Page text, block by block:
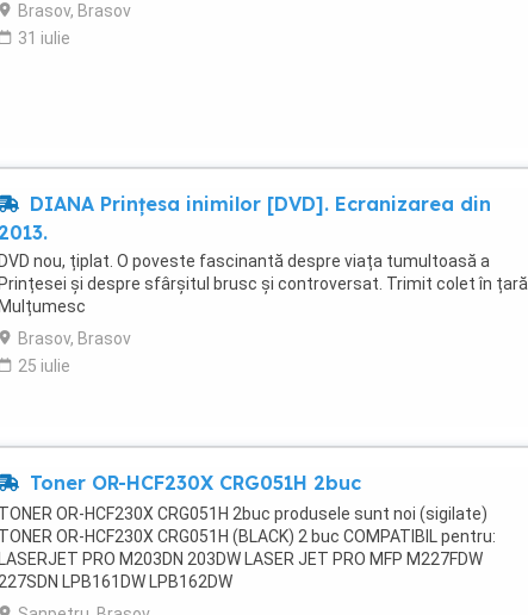
Brasov, Brasov
31 iulie
DIANA Prințesa inimilor [DVD]. Ecranizarea din
2013.
DVD nou, țiplat. O poveste fascinantă despre viața tumultoasă a
Prințesei și despre sfârșitul brusc și controversat. Trimit colet în țară.
Mulțumesc
Brasov, Brasov
25 iulie
Toner OR-HCF230X CRG051H 2buc
TONER OR-HCF230X CRG051H 2buc produsele sunt noi (sigilate)
TONER OR-HCF230X CRG051H (BLACK) 2 buc COMPATIBIL pentru:
LASERJET PRO M203DN 203DW LASER JET PRO MFP M227FDW
227SDN LPB161DW LPB162DW